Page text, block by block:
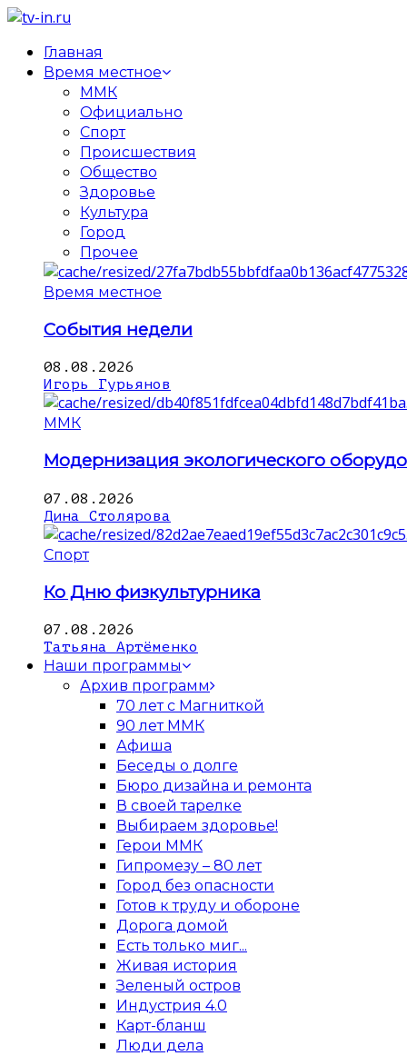
Главная
Время местное
ММК
Официально
Спорт
Происшествия
Общество
Здоровье
Культура
Город
Прочее
Время местное
События недели
08.08.2026
Игорь Гурьянов
ММК
Модернизация экологического
07.08.2026
Дина Столярова
Спорт
Ко Дню физкультурника
07.08.2026
Татьяна Артёменко
Наши программы
Архив программ
70 лет с Магниткой
90 лет ММК
Афиша
Беседы о долге
Бюро дизайна и ремонта
В своей тарелке
Выбираем здоровье!
Герои ММК
Гипромезу – 80 лет
Город без опасности
Готов к труду и обороне
Дорога домой
Есть только миг...
Живая история
Зеленый остров
Индустрия 4.0
Карт-бланш
Люди дела